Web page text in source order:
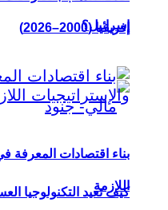
إسرائيل؟
كيف تعيد التكنولوجيا
إفريقيا (2000–2026)
بناء اقتصادات المعرفة
اللازمة